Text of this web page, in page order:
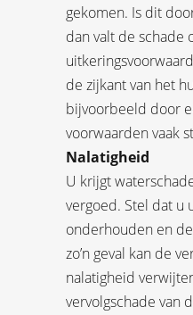
gekomen. Is dit
dan valt de schade
de zijkant van het
bijvoorbeeld door
voorwaarden vaak
Nalatigheid
U krijgt
vergoed. Stel dat u
onderhouden en
zo’n geval kan de
nalatigheid
vervolgschade van